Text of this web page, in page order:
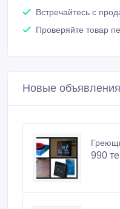
Встречайтесь с
Проверяйте товар
Новые
990